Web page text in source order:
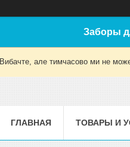
Заборы
Вибачте, але тимчасово ми не
ГЛАВНАЯ ТОВАРЫ И